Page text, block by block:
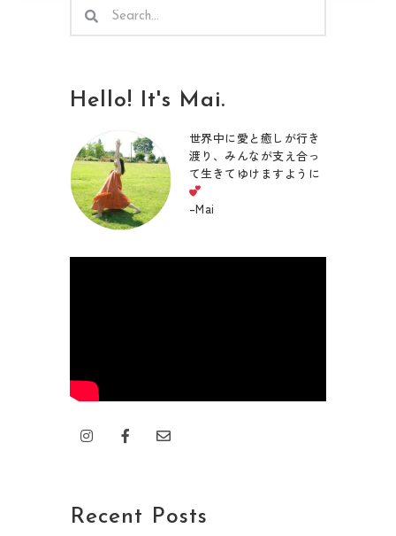
索
Hello! It's Mai.
世界中に愛と癒しが行き
渡り、みんなが支え合っ
て生きてゆけますように
–Mai
I
n
r
a
F
a
o
k
n
p
e
Recent Posts